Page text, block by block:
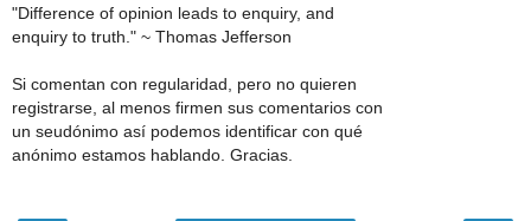
"Difference of opinion leads to enquiry, and
enquiry to truth." ~ Thomas Jefferson
Si comentan con regularidad, pero no quieren
registrarse, al menos firmen sus comentarios con
un seudónimo así podemos identificar con qué
anónimo estamos hablando. Gracias.